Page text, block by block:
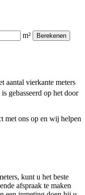
m² Berekenen
aantal vierkante meters
gebasseerd op het door
met ons op en wij helpen
kunt u het beste
afspraak te maken